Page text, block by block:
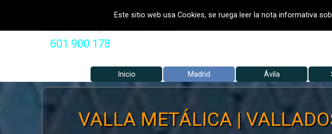
Este sitio web usa Cookies, se ruega leer la nota informativa
VALLADOS METALICOS MADRID - VALLADO DE
601 900 178
Inicio Madrid ▼
Ávila
VALLA METÁLICA |